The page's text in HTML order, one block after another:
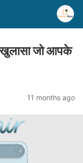
जो आपके
11 months ago